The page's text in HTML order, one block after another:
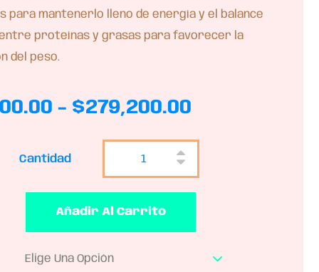
para mantenerlo lleno de energía y el balance
proteínas y grasas para favorecer la
del peso.
- $279,200.00
Elige Una Opción
Cantidad
Añadir Al Carrito